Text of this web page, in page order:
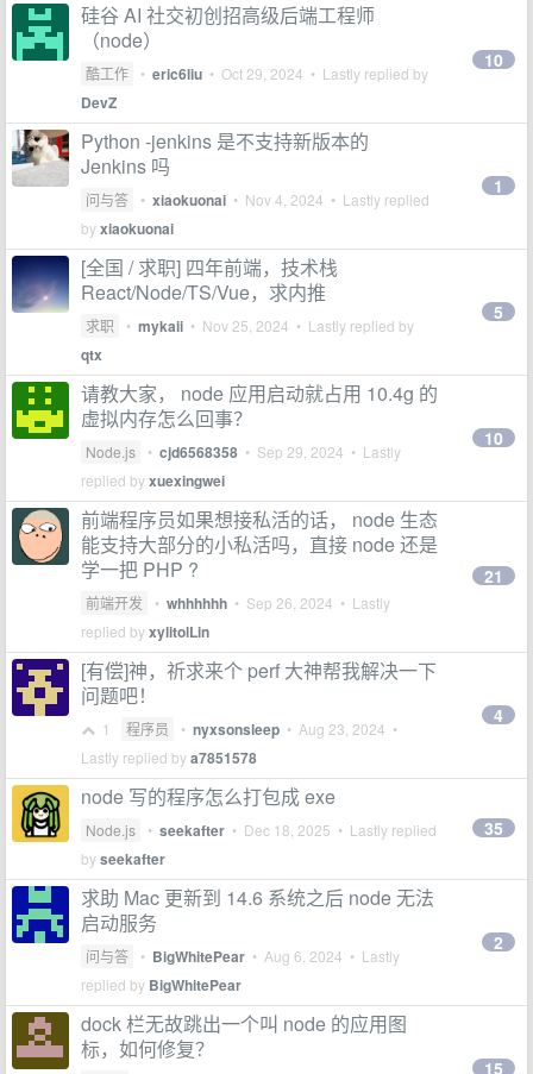
硅谷 AI 社交初创招高级后端工程师
（node）
酷工作 • eric6liu • Oct 29, 2024 • Lastly replied by
DevZ
10
Python -jenkins 是不支持新版本的
Jenkins 吗
问与答 • xiaokuonai • Nov 4, 2024 • Lastly replied
byxiaokuonai
1
[全国 / 求职] 四年前端，技术栈
React/Node/TS/Vue，求内推
求职 • mykaii • Nov 25, 2024 • Lastly replied by
qtx
5
请教大家， node 应用启动就占用 10.4g 的
虚拟内存怎么回事？
Node.js • cjd6568358 • Sep 29, 2024 • Lastly
replied byxuexingwei
10
前端程序员如果想接私活的话， node 生态
能支持大部分的小私活吗，直接 node 还是
学一把 PHP ?
前端开发 • whhhhhh • Sep 26, 2024 • Lastly
replied byxylitolLin
21
[有偿]神，祈求来个 perf 大神帮我解决一下
问题吧！
1 程序员 • nyxsonsleep • Aug 23, 2024 •
Lastly replied bya7851578
4
node 写的程序怎么打包成 exe
Node.js • seekafter • Dec 18, 2025 • Lastly replied
byseekafter
35
求助 Mac 更新到 14.6 系统之后 node 无法
启动服务
问与答 • BigWhitePear • Aug 6, 2024 • Lastly
replied by BigWhitePear
2
dock 栏无故跳出一个叫 node 的应用图
标，如何修复？
15